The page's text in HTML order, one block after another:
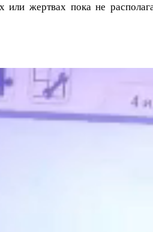
жертвах пока не